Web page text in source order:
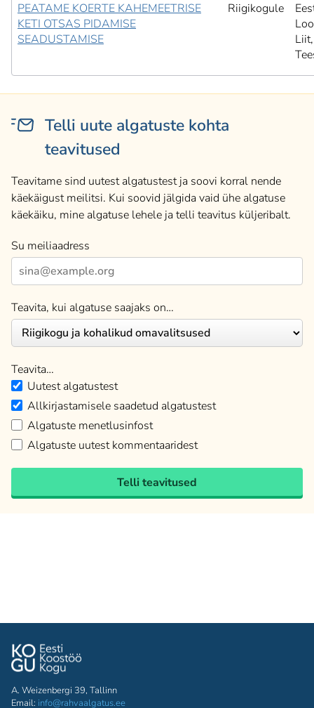
PEATAME KOERTE KAHEMEETRISE
KETI OTSAS PIDAMISE
SEADUSTAMISE
Riigikogule
Liit,
Telli uute algatuste kohta
teavitused
Teavitame sind uutest algatustest ja soovi korral nende
käekäigust meilitsi. Kui soovid jälgida vaid ühe algatuse
käekäiku, mine algatuse lehele ja telli teavitus küljeribalt.
Su meiliaadress
Teavita, kui algatuse saajaks on…
Teavita…
Uutest algatustest
Allkirjastamisele saadetud algatustest
Algatuste menetlusinfost
Algatuste uutest kommentaaridest
Telli teavitused
A. Weizenbergi 39, Tallinn
Email: info@rahvaalgatus.ee